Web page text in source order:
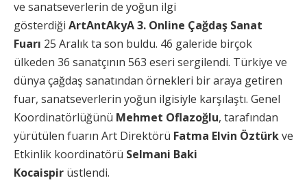
ve sanatseverlerin de yoğun ilgi
gösterdiği ArtAntAkyA 3. Online Çağdaş Sanat
Fuarı 25 Aralık ta son buldu. 46 galeride birçok
ülkeden 36 sanatçının 563 eseri sergilendi. Türkiye ve
dünya çağdaş sanatından örnekleri bir araya getiren
fuar, sanatseverlerin yoğun ilgisiyle karşılaştı. Genel
Koordinatörlüğünü Mehmet Oflazoğlu, tarafından
yürütülen fuarın Art Direktörü Fatma Elvin Öztürkve
Etkinlik koordinatörü Selmani Baki
Kocaispir üstlendi.